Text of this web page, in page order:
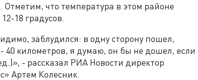
Отметим, что температура в этом районе
18 градусов.
заблудился: в одну сторону пошел,
40 километров, я думаю, он бы не дошел, если
- рассказал РИА Новости директор
Артем Колесник.